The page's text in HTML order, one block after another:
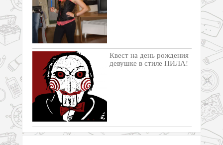
Квест на день рождения
девушке в стиле ПИЛА!